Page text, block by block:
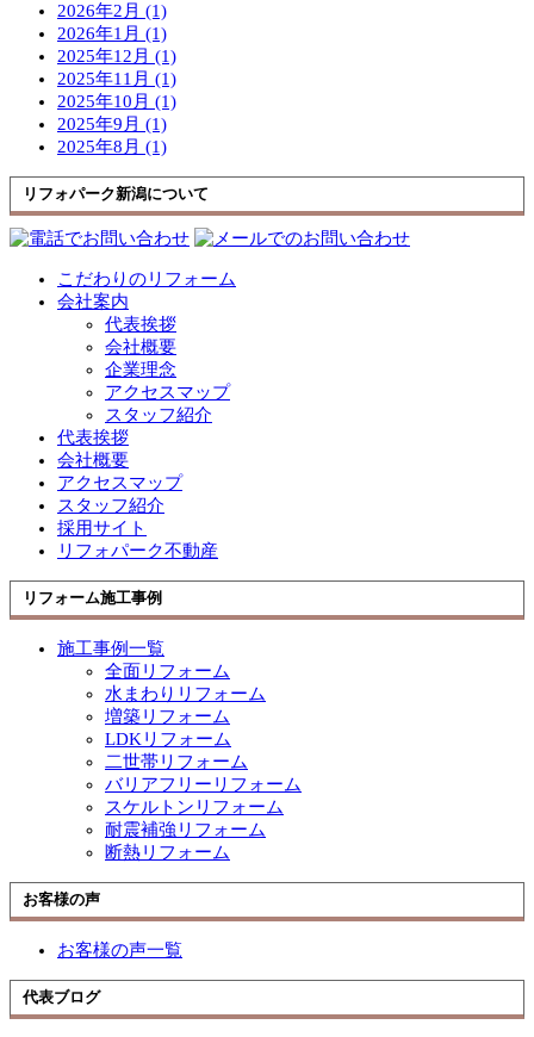
2026年2月 (1)
2026年1月 (1)
2025年12月 (1)
2025年11月 (1)
2025年10月 (1)
2025年9月 (1)
2025年8月 (1)
リフォパーク新潟について
こだわりのリフォーム
会社案内
代表挨拶
会社概要
企業理念
アクセスマップ
スタッフ紹介
代表挨拶
会社概要
アクセスマップ
スタッフ紹介
採用サイト
リフォパーク不動産
リフォーム施工事例
施工事例一覧
全面リフォーム
水まわりリフォーム
増築リフォーム
LDKリフォーム
二世帯リフォーム
バリアフリーリフォーム
スケルトンリフォーム
耐震補強リフォーム
断熱リフォーム
お客様の声
お客様の声一覧
代表ブログ